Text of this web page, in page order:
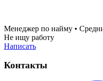
Менеджер по найму •
Не ищу работу
Написать
Контакты